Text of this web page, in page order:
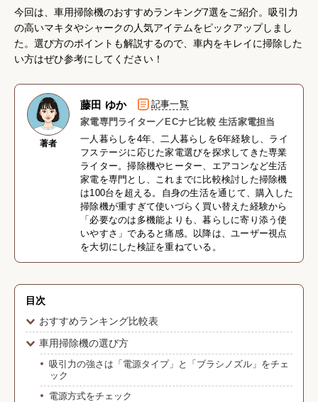
今回は、車用掃除機のおすすめランキング7選をご紹介。吸引力
の高いマキタやシャークの人気アイテムをピックアップしまし
た。選び方のポイントも解説するので、車内をキレイに掃除した
い方はぜひ参考にしてください！
著者
藤田 ゆか
記事一覧
家電専門ライター／ECナビ比較 生活家電担当
一人暮らしを4年、二人暮らしを6年経験し、ライ
フステージに応じた家電選びを探求してきた専業
ライター。掃除機やヒーター、エアコンなど生活
家電を専門とし、これまでに比較検討した掃除機
は100台を超える。自身の生活を通じて、購入した
掃除機が重すぎて使いづらく買い替えた経験から
「必要なのは多機能よりも、暮らしに寄り添う使
いやすさ」であると痛感。以降は、ユーザー視点
を大切にした検証を重ねている。
目次
おすすめランキング比較表
車用掃除機の選び方
吸引力の強さは「電源タイプ」と「ブラシノズル」をチェ
ック
電源方式をチェック